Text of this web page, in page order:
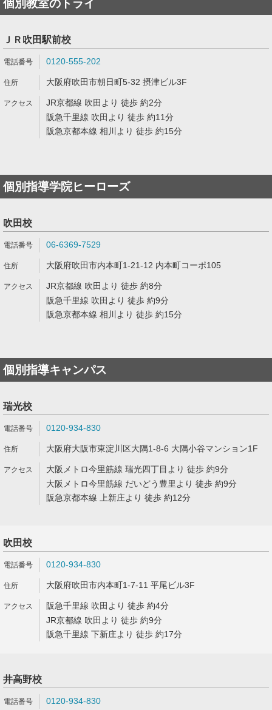
個別教室のトライ
ＪＲ吹田駅前校
0120-555-202
大阪府吹田市朝日町5-32 摂津ビル3F
JR京都線 吹田より 徒歩 約2分
阪急千里線 吹田より 徒歩 約11分
阪急京都本線 相川より 徒歩 約15分
個別指導学院ヒーローズ
吹田校
06-6369-7529
大阪府吹田市内本町1-21-12 内本町コーポ105
JR京都線 吹田より 徒歩 約8分
阪急千里線 吹田より 徒歩 約9分
阪急京都本線 相川より 徒歩 約15分
個別指導キャンパス
瑞光校
0120-934-830
大阪府大阪市東淀川区大隅1-8-6 大隅小谷マンション1F
大阪メトロ今里筋線 瑞光四丁目より 徒歩 約9分
大阪メトロ今里筋線 だいどう豊里より 徒歩 約9分
阪急京都本線 上新庄より 徒歩 約12分
吹田校
0120-934-830
大阪府吹田市内本町1-7-11 平尾ビル3F
阪急千里線 吹田より 徒歩 約4分
JR京都線 吹田より 徒歩 約9分
阪急千里線 下新庄より 徒歩 約17分
井高野校
0120-934-830